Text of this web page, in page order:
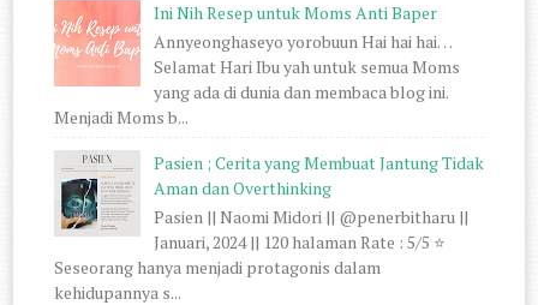
Ini Nih Resep untuk Moms Anti Baper
Annyeonghaseyo yorobuun Hai hai hai…
Selamat Hari Ibu yah untuk semua Moms
yang ada di dunia dan membaca blog ini.
Menjadi Moms b...
Pasien ; Cerita yang Membuat Jantung Tidak
Aman dan Overthinking
Pasien || Naomi Midori || @penerbitharu ||
Januari, 2024 || 120 halaman Rate : 5/5 ⭐
Seseorang hanya menjadi protagonis dalam
kehidupannya s...